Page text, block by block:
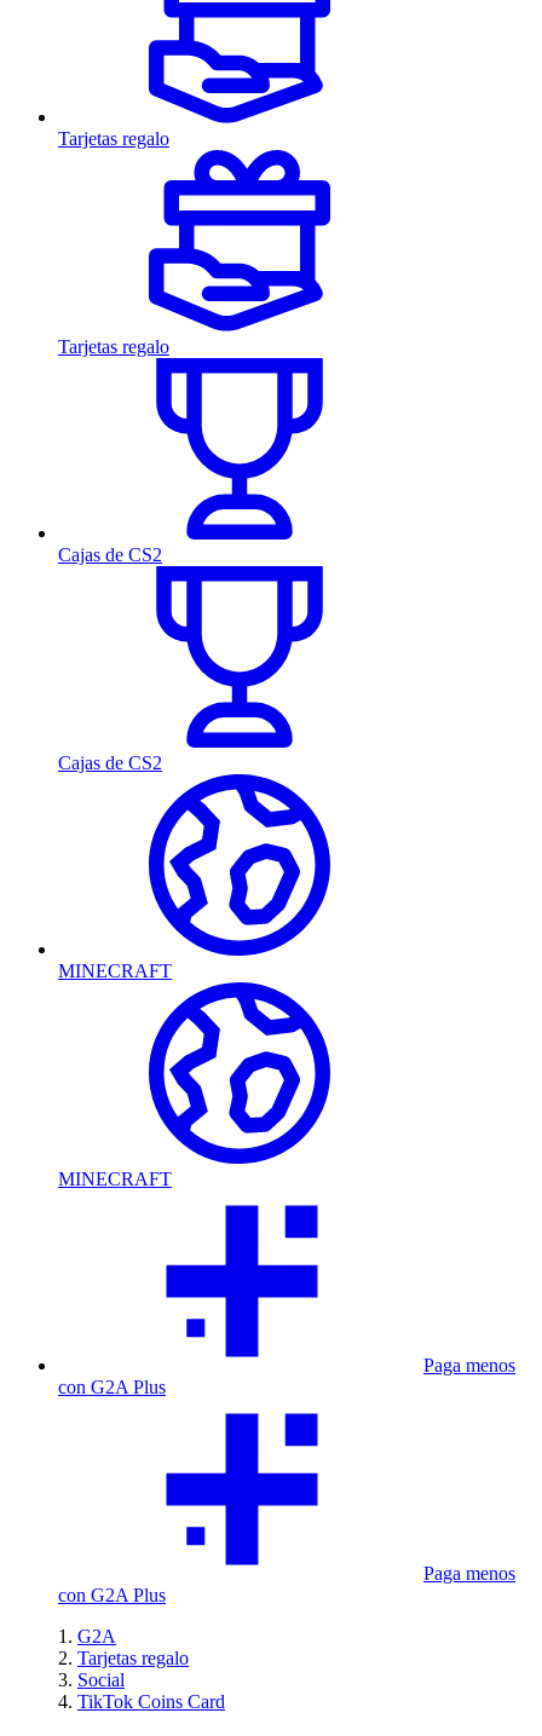
Tarjetas regalo
Tarjetas regalo
Cajas de CS2
Cajas de CS2
MINECRAFT
MINECRAFT
Paga menos
con G2A Plus
Paga menos
con G2A Plus
G2A
Tarjetas regalo
Social
TikTok Coins Card